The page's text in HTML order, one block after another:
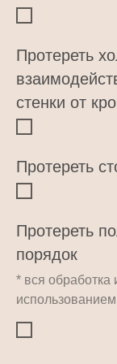
Протереть
стенки от
Протереть
Протереть
порядок
* вся обработка